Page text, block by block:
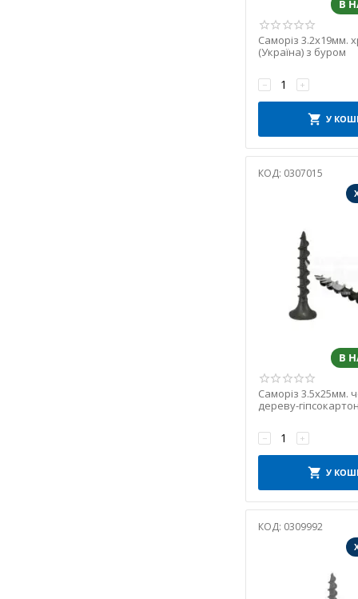
В
Саморіз 3.2х19мм.
(Україна) з буром
+
−
У
КОД: 0307015
В
Саморіз 3.5х25мм.
дереву-
+
−
У
КОД: 0309992